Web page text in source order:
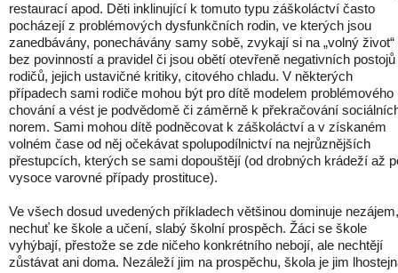
restaurací apod. Děti inklinující k tomuto typu záškoláctví často
pocházejí z problémových dysfunkčních rodin, ve kterých jsou
zanedbávány, ponechávány samy sobě, zvykají si na „volný život“
bez povinností a pravidel či jsou obětí otevřeně negativních postojů
rodičů, jejich ustavičné kritiky, citového chladu. V některých
případech sami rodiče mohou být pro dítě modelem problémového
chování a vést je podvědomě či záměrně k překračování
norem. Sami mohou dítě podněcovat k záškoláctví a v získaném
volném čase od něj očekávat spolupodílnictví na nejrůznějších
přestupcích, kterých se sami dopouštějí (od drobných krádeží až
vysoce varovné případy prostituce).
Ve všech dosud uvedených příkladech většinou dominuje nezájem,
nechuť ke škole a učení, slabý školní prospěch. Žáci se škole
vyhýbají, přestože se zde ničeho konkrétního nebojí, ale nechtějí
zůstávat ani doma. Nezáleží jim na prospěchu, škola je jim